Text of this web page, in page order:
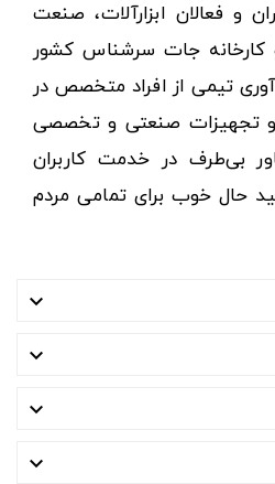
و فعالان ابزارآلات، صنعت
جات سرشناس کشور
تیمی از افراد متخصص در
و تجهیزات صنعتی و تخصصی
بی‌طرف در خدمت کاربران
حال خوب برای تمامی مردم



